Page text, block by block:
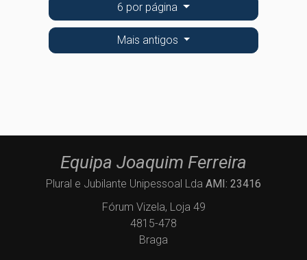
6 por página
Mais antigos
Equipa Joaquim Ferreira
Plural e Jubilante Unipessoal Lda AMI: 23416
Fórum Vizela, Loja 49
4815-478
Braga